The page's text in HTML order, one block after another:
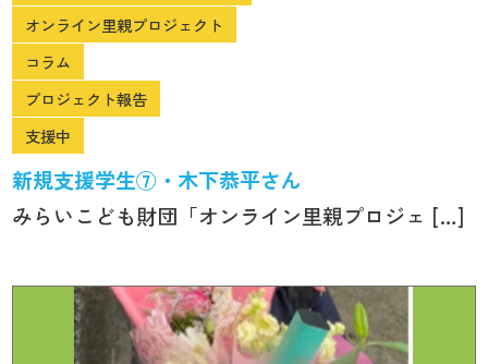
オンライン里親プロジェクト
コラム
プロジェクト報告
支援中
新規支援学生⑦・木下恭平さん
みらいこども財団「オンライン里親プロジェ […]